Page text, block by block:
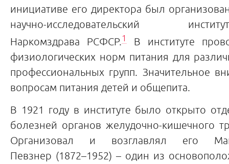
инициативе его директора был
научно-исследовательский
Наркомздрава РСФСР. 1
В институте
физиологических норм питания для
профессиональных групп. Значительное
вопросам питания детей и общепита.
В 1921 году в институте было открыто
болезней органов желудочно-кишечного
Организовал и возглавлял его
Певзнер (1872–1952) – один из